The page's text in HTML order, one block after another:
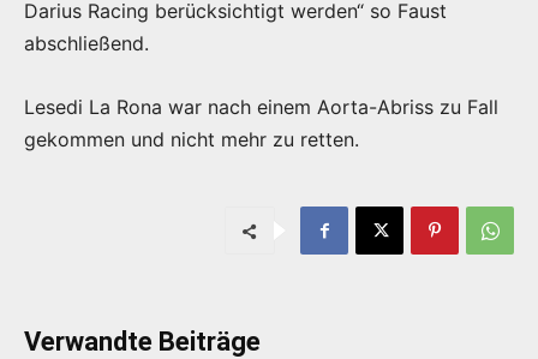
Darius Racing berücksichtigt werden“ so Faust
abschließend.
Lesedi La Rona war nach einem Aorta-Abriss zu Fall
gekommen und nicht mehr zu retten.
Verwandte Beiträge